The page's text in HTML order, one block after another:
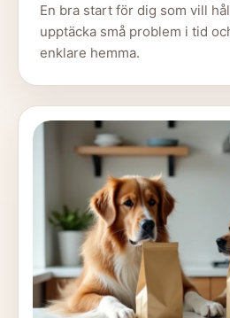
En bra start för dig som vill
upptäcka små problem i tid
enklare hemma.